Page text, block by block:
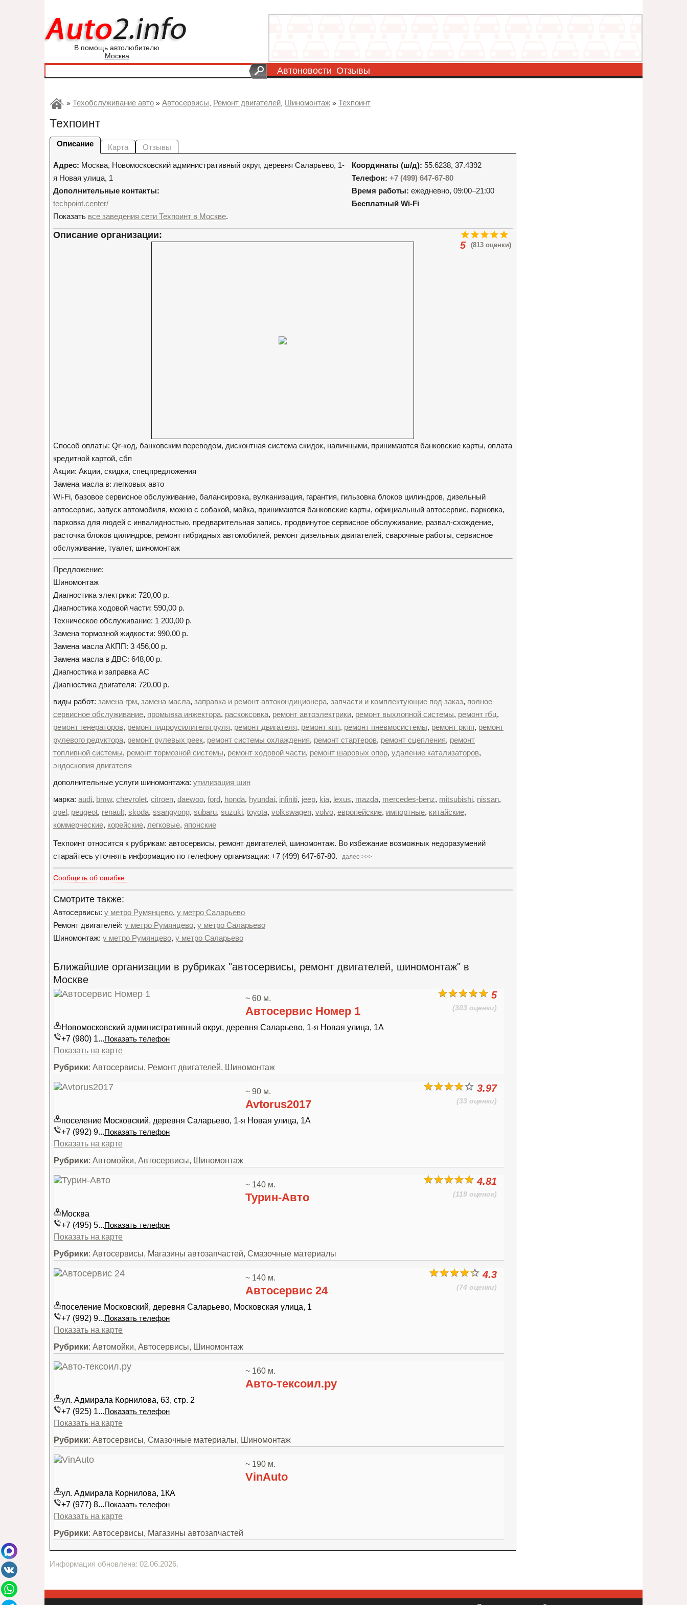
В помощь автолюбителю
Москва
Автоновости Отзывы
» Техобслуживание авто » Автосервисы, Ремонт двигателей, Шиномонтаж » Техпоинт
Техпоинт
Описание Карта Отзывы
Адрес: Москва, Новомосковский административный округ, деревня Саларьево, 1-
я Новая улица, 1
Дополнительные контакты:
techpoint.center/
Координаты (ш/д): 55.6238, 37.4392
Телефон: +7 (499) 647-67-80
Время работы: ежедневно, 09:00–21:00
Бесплатный Wi-Fi
Показать все заведения сети Техпоинт в Москве.
(813 оценки)
5
Описание организации:
Способ оплаты: Qr-код, банковским переводом, дисконтная система скидок, наличными, принимаются банковские карты, оплата
кредитной картой, сбп
Акции: Акции, скидки, спецпредложения
Замена масла в: легковых авто
Wi-Fi, базовое сервисное обслуживание, балансировка, вулканизация, гарантия, гильзовка блоков цилиндров, дизельный
автосервис, запуск автомобиля, можно с собакой, мойка, принимаются банковские карты, официальный автосервис, парковка,
парковка для людей с инвалидностью, предварительная запись, продвинутое сервисное обслуживание, развал-схождение,
расточка блоков цилиндров, ремонт гибридных автомобилей, ремонт дизельных двигателей, сварочные работы, сервисное
обслуживание, туалет, шиномонтаж
Предложение:
Шиномонтаж
Диагностика электрики: 720,00 р.
Диагностика ходовой части: 590,00 р.
Техническое обслуживание: 1 200,00 р.
Замена тормозной жидкости: 990,00 р.
Замена масла АКПП: 3 456,00 р.
Замена масла в ДВС: 648,00 р.
Диагностика и заправка AC
Диагностика двигателя: 720,00 р.
виды работ: замена грм, замена масла, заправка и ремонт автокондиционера, запчасти и комплектующие под заказ, полное
сервисное обслуживание, промывка инжектора, раскоксовка, ремонт автоэлектрики, ремонт выхлопной системы, ремонт гбц,
ремонт генераторов, ремонт гидроусилителя руля, ремонт двигателя, ремонт кпп, ремонт пневмосистемы, ремонт ркпп, ремонт
рулевого редуктора, ремонт рулевых реек, ремонт системы охлаждения, ремонт стартеров, ремонт сцепления, ремонт
топливной системы, ремонт тормозной системы, ремонт ходовой части, ремонт шаровых опор, удаление катализаторов,
эндоскопия двигателя
дополнительные услуги шиномонтажа: утилизация шин
марка: audi, bmw, chevrolet, citroen, daewoo, ford, honda, hyundai, infiniti, jeep, kia, lexus, mazda, mercedes-benz, mitsubishi, nissan,
opel, peugeot, renault, skoda, ssangyong, subaru, suzuki, toyota, volkswagen, volvo, европейские, импортные, китайские,
коммерческие, корейские, легковые, японские
Техпоинт относится к рубрикам: автосервисы, ремонт двигателей, шиномонтаж. Во избежание возможных недоразумений
старайтесь уточнять информацию по телефону организации: +7 (499) 647-67-80.
далее >>>
Сообщить об ошибке.
Смотрите также:
Автосервисы: у метро Румянцево, у метро Саларьево
Ремонт двигателей: у метро Румянцево, у метро Саларьево
Шиномонтаж: у метро Румянцево, у метро Саларьево
Ближайшие организации в рубриках "автосервисы, ремонт двигателей, шиномонтаж" в
Москве
5
(303 оценки)
~ 60 м.
Автосервис Номер 1
Новомосковский административный округ, деревня Саларьево, 1-я Новая улица, 1А
+7 (980) 1...Показать телефон
Показать на карте
Рубрики: Автосервисы, Ремонт двигателей, Шиномонтаж
3.97
(33 оценки)
~ 90 м.
Avtorus2017
поселение Московский, деревня Саларьево, 1-я Новая улица, 1А
+7 (992) 9...Показать телефон
Показать на карте
Рубрики: Автомойки, Автосервисы, Шиномонтаж
4.81
(119 оценок)
~ 140 м.
Турин-Авто
Москва
+7 (495) 5...Показать телефон
Показать на карте
Рубрики: Автосервисы, Магазины автозапчастей, Смазочные материалы
4.3
(74 оценки)
~ 140 м.
Автосервис 24
поселение Московский, деревня Саларьево, Московская улица, 1
+7 (992) 9...Показать телефон
Показать на карте
Рубрики: Автомойки, Автосервисы, Шиномонтаж
~ 160 м.
Авто-тексоил.ру
ул. Адмирала Корнилова, 63, стр. 2
+7 (925) 1...Показать телефон
Показать на карте
Рубрики: Автосервисы, Смазочные материалы, Шиномонтаж
~ 190 м.
VinAuto
ул. Адмирала Корнилова, 1КА
+7 (977) 8...Показать телефон
Показать на карте
Рубрики: Автосервисы, Магазины автозапчастей
Информация обновлена: 02.06.2026.